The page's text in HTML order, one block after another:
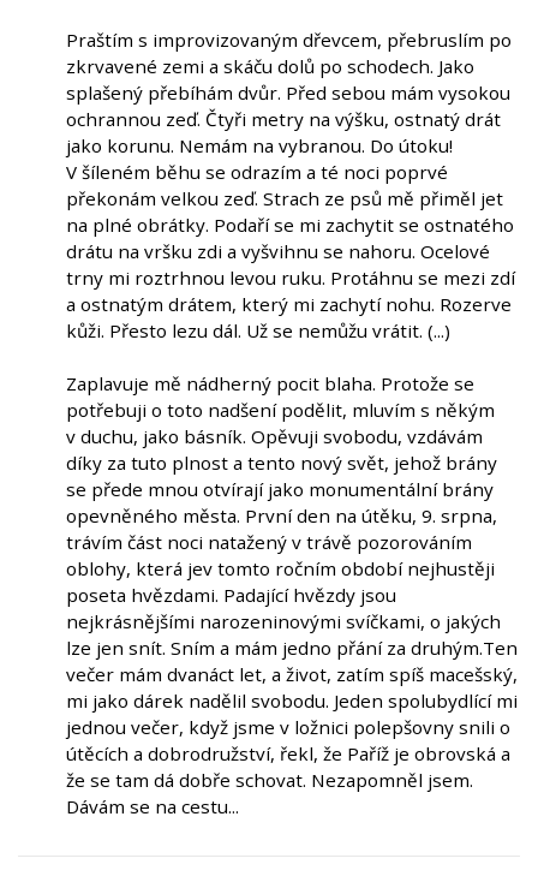
Praštím s improvizovaným dřevcem, přebruslím po
zkrvavené zemi a skáču dolů po schodech. Jako
splašený přebíhám dvůr. Před sebou mám vysokou
ochrannou zeď. Čtyři metry na výšku, ostnatý drát
jako korunu. Nemám na vybranou. Do útoku!
V šíleném běhu se odrazím a té noci poprvé
překonám velkou zeď. Strach ze psů mě přiměl jet
na plné obrátky. Podaří se mi zachytit se ostnatého
drátu na vršku zdi a vyšvihnu se nahoru. Ocelové
trny mi roztrhnou levou ruku. Protáhnu se mezi zdí
a ostnatým drátem, který mi zachytí nohu. Rozerve
kůži. Přesto lezu dál. Už se nemůžu vrátit. (...)
Zaplavuje mě nádherný pocit blaha. Protože se
potřebuji o toto nadšení podělit, mluvím s někým
v duchu, jako básník. Opěvuji svobodu, vzdávám
díky za tuto plnost a tento nový svět, jehož brány
se přede mnou otvírají jako monumentální brány
opevněného města. První den na útěku, 9. srpna,
trávím část noci natažený v trávě pozorováním
oblohy, která jev tomto ročním období nejhustěji
poseta hvězdami. Padající hvězdy jsou
nejkrásnějšími narozeninovými svíčkami, o jakých
lze jen snít. Sním a mám jedno přání za druhým.Ten
večer mám dvanáct let, a život, zatím spíš macešský,
mi jako dárek nadělil svobodu. Jeden spolubydlící mi
jednou večer, když jsme v ložnici polepšovny snili o
útěcích a dobrodružství, řekl, že Paříž je obrovská a
že se tam dá dobře schovat. Nezapomněl jsem.
Dávám se na cestu...